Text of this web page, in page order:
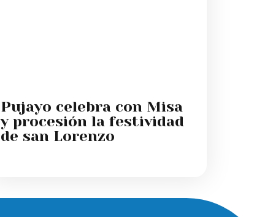
Pujayo celebra con Misa
y procesión la festividad
de san Lorenzo